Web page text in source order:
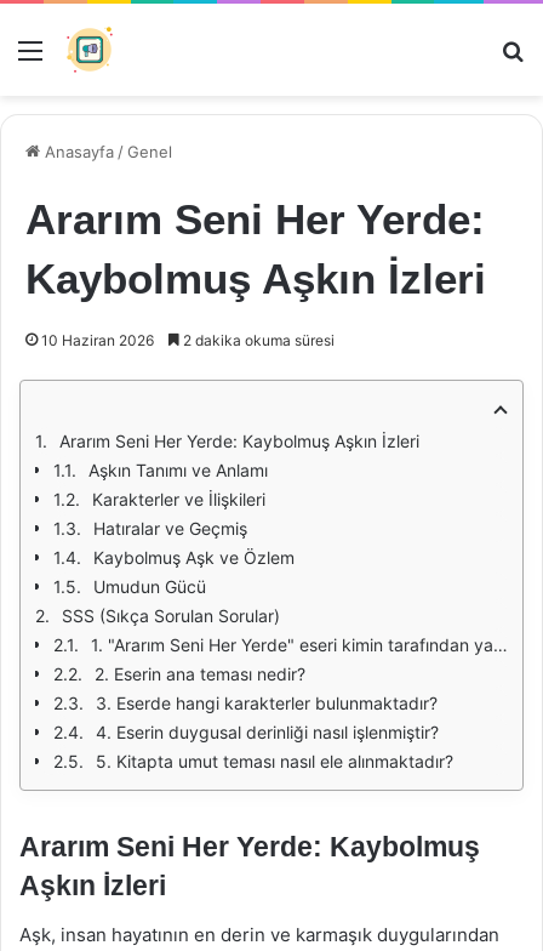
Menü
Anasayfa /Genel
Ararım Seni Her Yerde:
Kaybolmuş Aşkın İzleri
10 Haziran 2026 2 dakika okuma süresi
Ararım Seni Her Yerde: Kaybolmuş Aşkın İzleri
Aşkın Tanımı ve Anlamı
Karakterler ve İlişkileri
Hatıralar ve Geçmiş
Kaybolmuş Aşk ve Özlem
Umudun Gücü
SSS (Sıkça Sorulan Sorular)
1. "Ararım Seni Her Yerde" eseri kimin tarafından yazılmıştır?
2. Eserin ana teması nedir?
3. Eserde hangi karakterler bulunmaktadır?
4. Eserin duygusal derinliği nasıl işlenmiştir?
5. Kitapta umut teması nasıl ele alınmaktadır?
Ararım Seni Her Yerde: Kaybolmuş
Aşkın İzleri
Aşk, insan hayatının en derin ve karmaşık duygularından